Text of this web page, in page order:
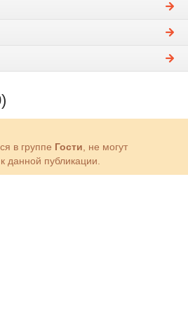
в группе Гости, не могут
данной публикации.